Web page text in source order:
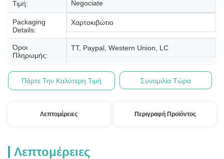
Τιμή: Negociate
Packaging
Details:
Χαρτοκιβώτιο
Όροι
Πληρωμής:
TT, Paypal, Western Union, LC
Πάρτε Την Καλύτερη Τιμή Συνομιλία Τώρα
Λεπτομέρειες Περιγραφή Προϊόντος
Λεπτομέρειες